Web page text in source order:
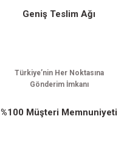
Geniş Teslim Ağı
Türkiye’nin Her Noktasına
Gönderim İmkanı
%100 Müşteri Memnuniyeti